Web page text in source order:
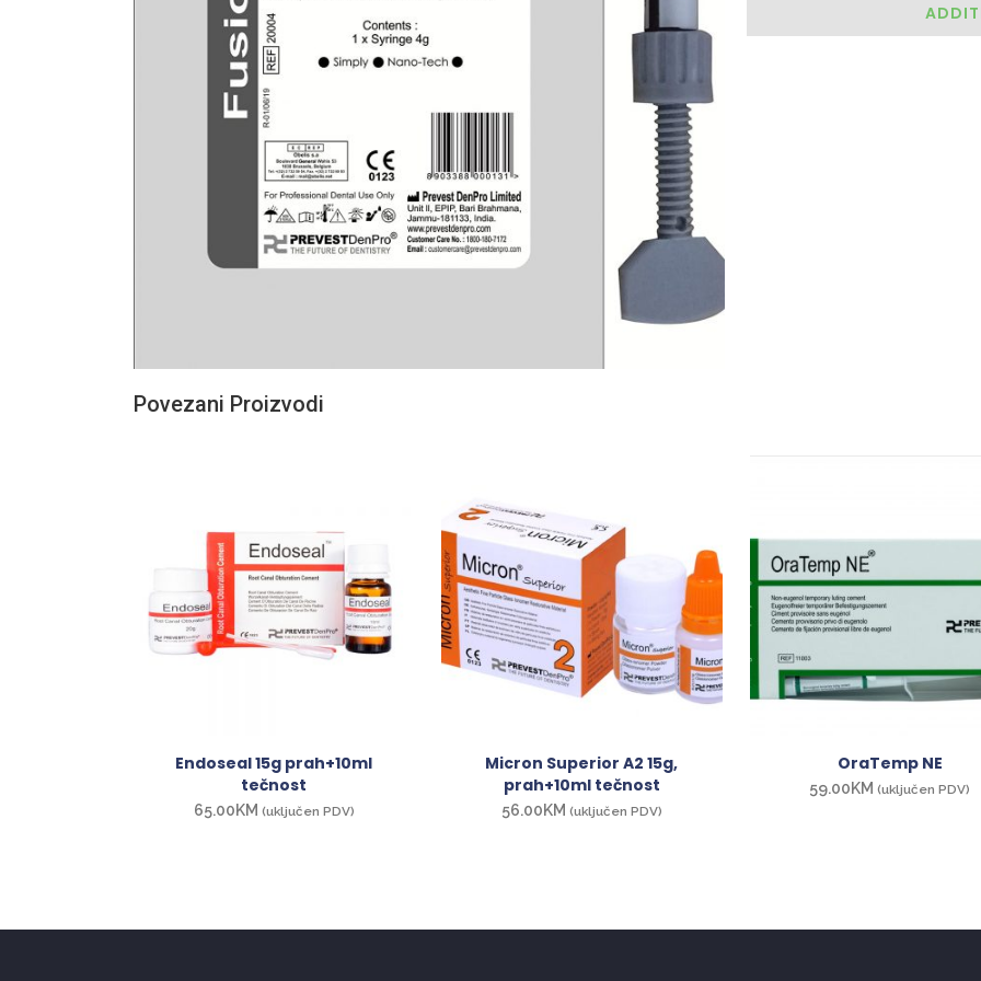
Povezani Proizvodi
Endoseal 15g prah+10ml
tečnost
65.00KM (uključen PDV)
Micron Superior A2 15g,
prah+10ml tečnost
56.00KM (uključen PDV)
OraTemp NE
59.00KM (uključen PDV)